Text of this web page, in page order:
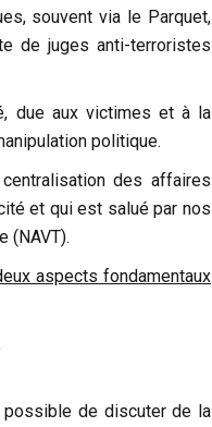
souvent via le Parquet,
de juges anti-terroristes
due aux victimes et à la
politique.
des affaires
et qui est salué par nos
(NAVT).
aspects fondamentaux
possible de discuter de la